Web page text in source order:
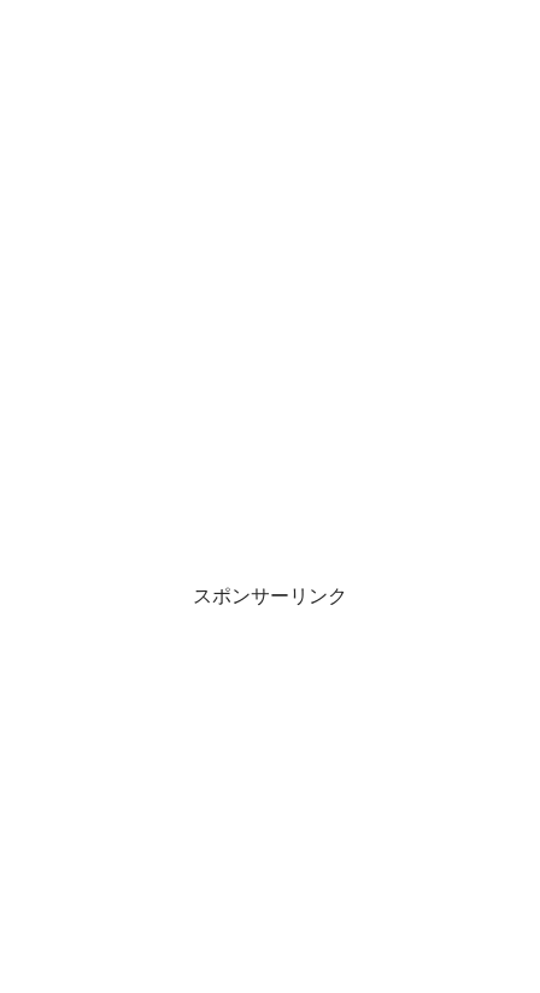
スポンサーリンク